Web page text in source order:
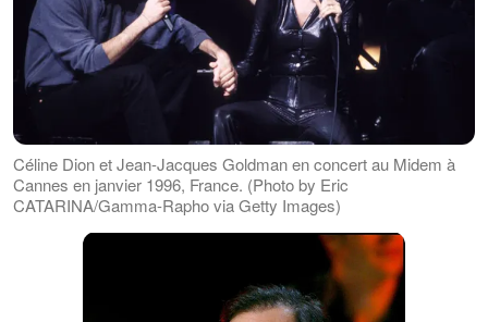
Céline Dion et Jean-Jacques Goldman en concert au Midem à
Cannes en janvier 1996, France. (Photo by Eric
CATARINA/Gamma-Rapho via Getty Images)